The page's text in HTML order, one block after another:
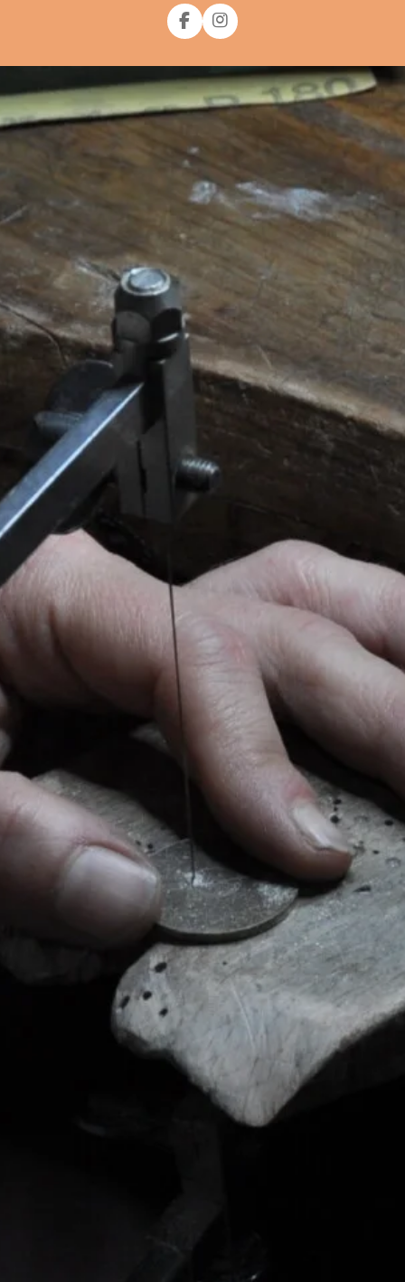
F
a
e
b
o
I
n
t
a
g